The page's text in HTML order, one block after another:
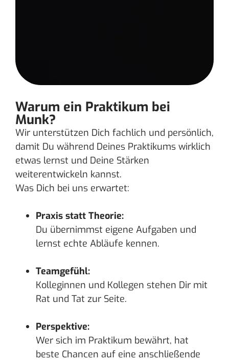
Warum ein Praktikum bei
Munk?
Wir unterstützen Dich fachlich und persönlich,
damit Du während Deines Praktikums wirklich
etwas lernst und Deine Stärken
weiterentwickeln kannst.
Was Dich bei uns erwartet:
Praxis statt Theorie:
Du übernimmst eigene Aufgaben und
lernst echte Abläufe kennen.
Teamgefühl:
Kolleginnen und Kollegen stehen Dir mit
Rat und Tat zur Seite.
Perspektive:
Wer sich im Praktikum bewährt, hat
beste Chancen auf eine anschließende